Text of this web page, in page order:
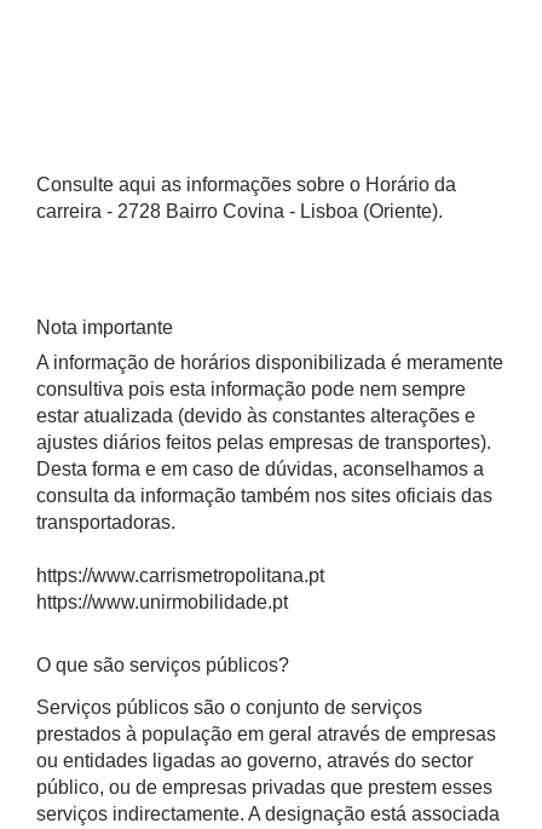
Consulte aqui as informações sobre o Horário da
carreira - 2728 Bairro Covina - Lisboa (Oriente).
Nota importante
A informação de horários disponibilizada é meramente
consultiva pois esta informação pode nem sempre
estar atualizada (devido às constantes alterações e
ajustes diários feitos pelas empresas de transportes).
Desta forma e em caso de dúvidas, aconselhamos a
consulta da informação também nos sites oficiais das
transportadoras.
https://www.carrismetropolitana.pt
https://www.unirmobilidade.pt
O que são serviços públicos?
Serviços públicos são o conjunto de serviços
prestados à população em geral através de empresas
ou entidades ligadas ao governo, através do sector
público, ou de empresas privadas que prestem esses
serviços indirectamente. A designação está associada